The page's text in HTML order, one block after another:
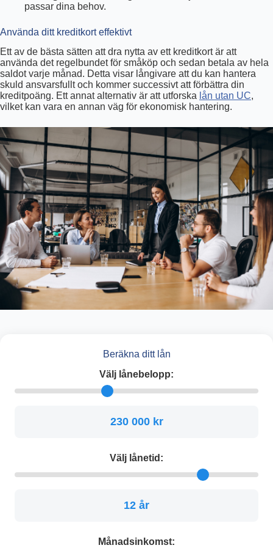
passar dina behov.
Använda ditt kreditkort effektivt
Ett av de bästa sätten att dra nytta av ett kreditkort är att
använda det regelbundet för småköp och sedan betala av hela
saldot varje månad. Detta visar långivare att du kan hantera
skuld ansvarsfullt och kommer successivt att förbättra din
kreditpoäng. Ett annat alternativ är att utforska lån utan UC,
vilket kan vara en annan väg för ekonomisk hantering.
Beräkna ditt lån
Välj lånebelopp:
230 000 kr
Välj lånetid:
12 år
Månadsinkomst: